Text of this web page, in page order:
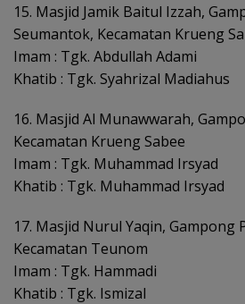
15. Masjid Jamik Baitul Izzah,
Seumantok, Kecamatan Krueng
Imam : Tgk. Abdullah Adami
Khatib : Tgk. Syahrizal Madiahus
16. Masjid Al Munawwarah,
Kecamatan Krueng Sabee
Imam : Tgk. Muhammad Irsyad
Khatib : Tgk. Muhammad Irsyad
17. Masjid Nurul Yaqin, Gampong
Kecamatan Teunom
Imam : Tgk. Hammadi
Khatib : Tgk. Ismizal